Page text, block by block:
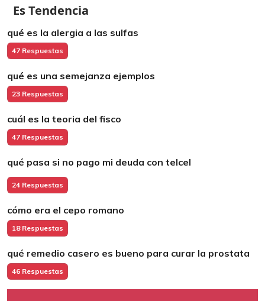
Es Tendencia
qué es la alergia a las sulfas
47 Respuestas
qué es una semejanza ejemplos
23 Respuestas
cuál es la teoria del fisco
47 Respuestas
qué pasa si no pago mi deuda con telcel
24 Respuestas
cómo era el cepo romano
18 Respuestas
qué remedio casero es bueno para curar la prostata
46 Respuestas